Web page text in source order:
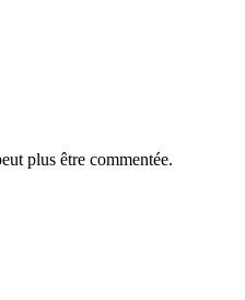
plus être commentée.